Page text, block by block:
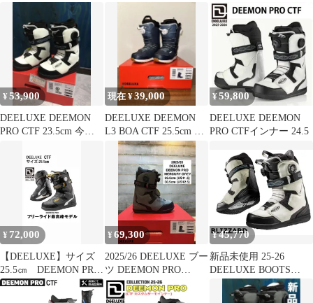
PRO
¥53,900
DEELUXE DEEMON
PRO CTF 23.5cm 今だ
現在 ¥39,000
DEELUXE DEEMON
L3 BOA CTF 25.5cm 23-
¥59,800
DEELUXE DEEMON
PRO CTFインナー 24.5
¥ 72,000
【DEELUXE】サイズ
25.5㎝ DEEMON PRO
CTF メンズ ディーモン
プロ スノボ CTF カス
¥69,300
2025/26 DEELUXE ブー
ツ DEEMON PRO
MERCURY GREY 29.5/
30.5cm
¥45,770
新品未使用 25-26
DEELUXE BOOTS
DEEMON PRO
BLIZZARD 26.5 ディー